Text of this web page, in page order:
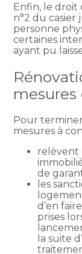
Enfin, le droit
n°2 du
personne
certaines
ayant pu
mesures
Pour
mesures à
relèvent
de
les
d’en
prises
la suite